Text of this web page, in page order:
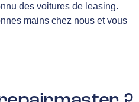
des voitures de leasing.
mains chez nous et vous